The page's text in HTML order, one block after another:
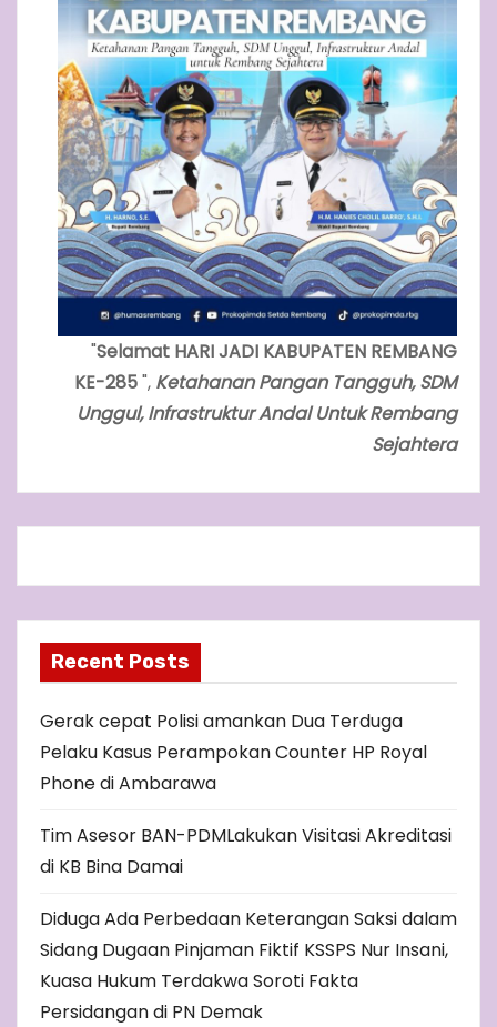
"Selamat HARI JADI KABUPATEN REMBANG
KE-285", Ketahanan Pangan Tangguh, SDM
Unggul, Infrastruktur Andal Untuk Rembang
Sejahtera
Recent Posts
Gerak cepat Polisi amankan Dua Terduga
Pelaku Kasus Perampokan Counter HP Royal
Phone di Ambarawa
Tim Asesor BAN-PDMLakukan Visitasi Akreditasi
di KB Bina Damai
Diduga Ada Perbedaan Keterangan Saksi dalam
Sidang Dugaan Pinjaman Fiktif KSSPS Nur Insani,
Kuasa Hukum Terdakwa Soroti Fakta
Persidangan di PN Demak